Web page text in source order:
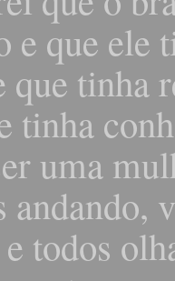
e que ele
que tinha
tinha
uma
todos